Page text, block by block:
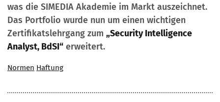
was die SIMEDIA Akademie im Markt auszeichnet.
Das Portfolio wurde nun um einen wichtigen
Zertifikatslehrgang zum „Security Intelligence
Analyst, BdSI“ erweitert.
Normen Haftung